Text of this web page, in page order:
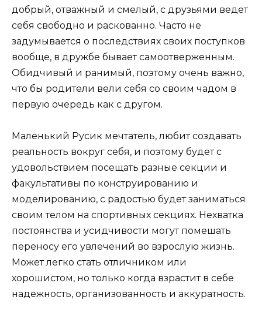
добрый, отважный и смелый, с друзьями ведет
себя свободно и раскованно. Часто не
задумывается о последствиях своих поступков
вообще, в дружбе бывает самоотверженным.
Обидчивый и ранимый, поэтому очень важно,
что бы родители вели себя со своим чадом в
первую очередь как с другом.
Маленький Русик мечтатель, любит создавать
реальность вокруг себя, и поэтому будет с
удовольствием посещать разные секции и
факультативы по конструированию и
моделированию, с радостью будет заниматься
своим телом на спортивных секциях. Нехватка
постоянства и усидчивости могут помешать
переносу его увлечений во взрослую жизнь.
Может легко стать отличником или
хорошистом, но только когда взрастит в себе
надежность, организованность и аккуратность.